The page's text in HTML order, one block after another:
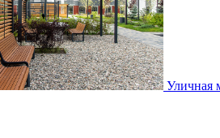
Уличная